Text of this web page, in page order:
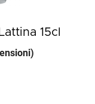
15cl